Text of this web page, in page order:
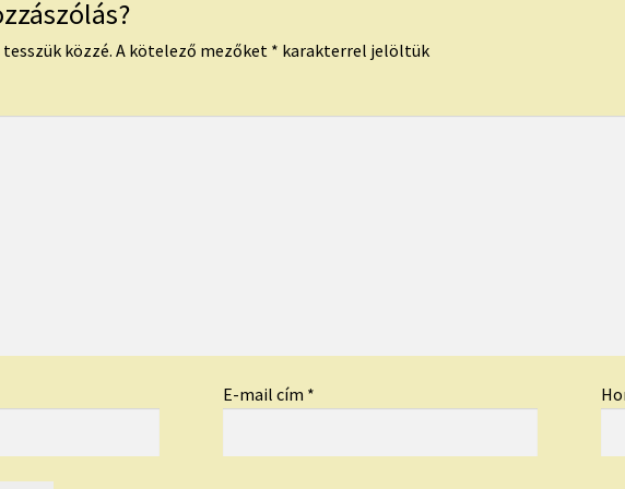
közzé. A kötelező mezőket * karakterrel jelöltük
E-mail cím *